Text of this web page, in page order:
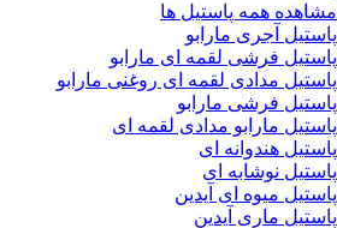
مشاهده همه پاستیل ها
پاستیل آجری مارابو
پاستیل فرشی لقمه ای مارابو
پاستیل مدادی لقمه ای روغنی مارابو
پاستیل فرشی مارابو
پاستیل مارابو مدادی لقمه ای
پاستیل هندوانه ای
پاستیل نوشابه ای
پاستیل میوه ای آیدین
پاستیل ماری آیدین